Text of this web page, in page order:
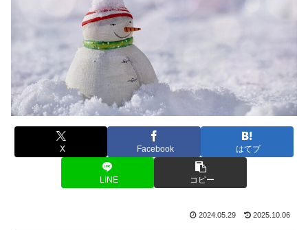
X Facebook はてブ
LINE コピー
2024.05.29 2025.10.06